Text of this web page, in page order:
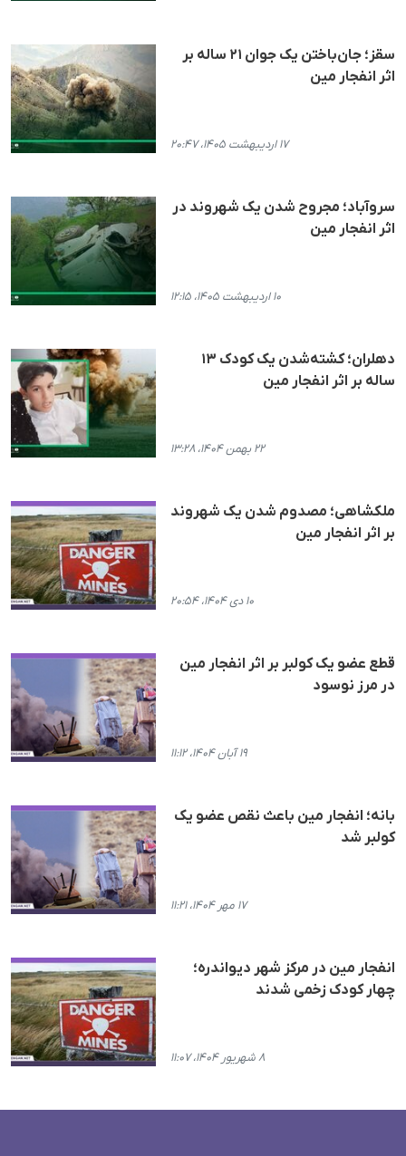
سقز؛ جان‌باختن یک جوان ۲۱ ساله بر
اثر انفجار مین
۱۷ اردیبهشت ۱۴۰۵، ۲۰:۴۷
سروآباد؛ مجروح شدن یک شهروند در
اثر انفجار مین
۱۰ اردیبهشت ۱۴۰۵، ۱۲:۱۵
دهلران؛ کشته‌شدن یک کودک ۱۳
ساله بر اثر انفجار مین
۲۲ بهمن ۱۴۰۴، ۱۳:۲۸
ملکشاهی؛ مصدوم شدن یک شهروند
بر اثر انفجار مین
۱۰ دی ۱۴۰۴، ۲۰:۵۴
قطع عضو یک کولبر بر اثر انفجار مین
در مرز نوسود
۱۹ آبان ۱۴۰۴، ۱۱:۱۲
بانه؛ انفجار مین باعث نقص عضو یک
کولبر شد
۱۷ مهر ۱۴۰۴، ۱۱:۲۱
انفجار مین در مرکز شهر دیواندره؛
چهار کودک زخمی شدند
۸ شهریور ۱۴۰۴، ۱۱:۰۷